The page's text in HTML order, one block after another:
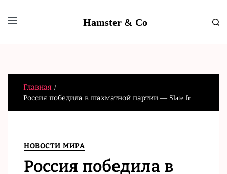
Hamster & Co
Главная
Россия победила в шахматной партии — Slate.fr
НОВОСТИ МИРА
Россия победила в